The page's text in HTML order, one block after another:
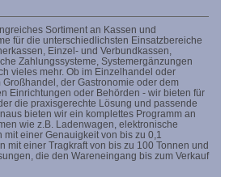
Sortiment an Kassen und
für die unterschiedlichsten Einsatzbereiche
Einzel- und Verbundkassen,
Zahlungssysteme, Systemergänzungen
vieles mehr. Ob im Einzelhandel oder
der Gastronomie oder dem
Einrichtungen oder Behörden - wir bieten für
die praxisgerechte Lösung und passende
bieten wir ein komplettes Programm an
wie z.B. Ladenwagen, elektronische
einer Genauigkeit von bis zu 0,1
mit einer Tragkraft von bis zu 100 Tonnen und
die den Wareneingang bis zum Verkauf